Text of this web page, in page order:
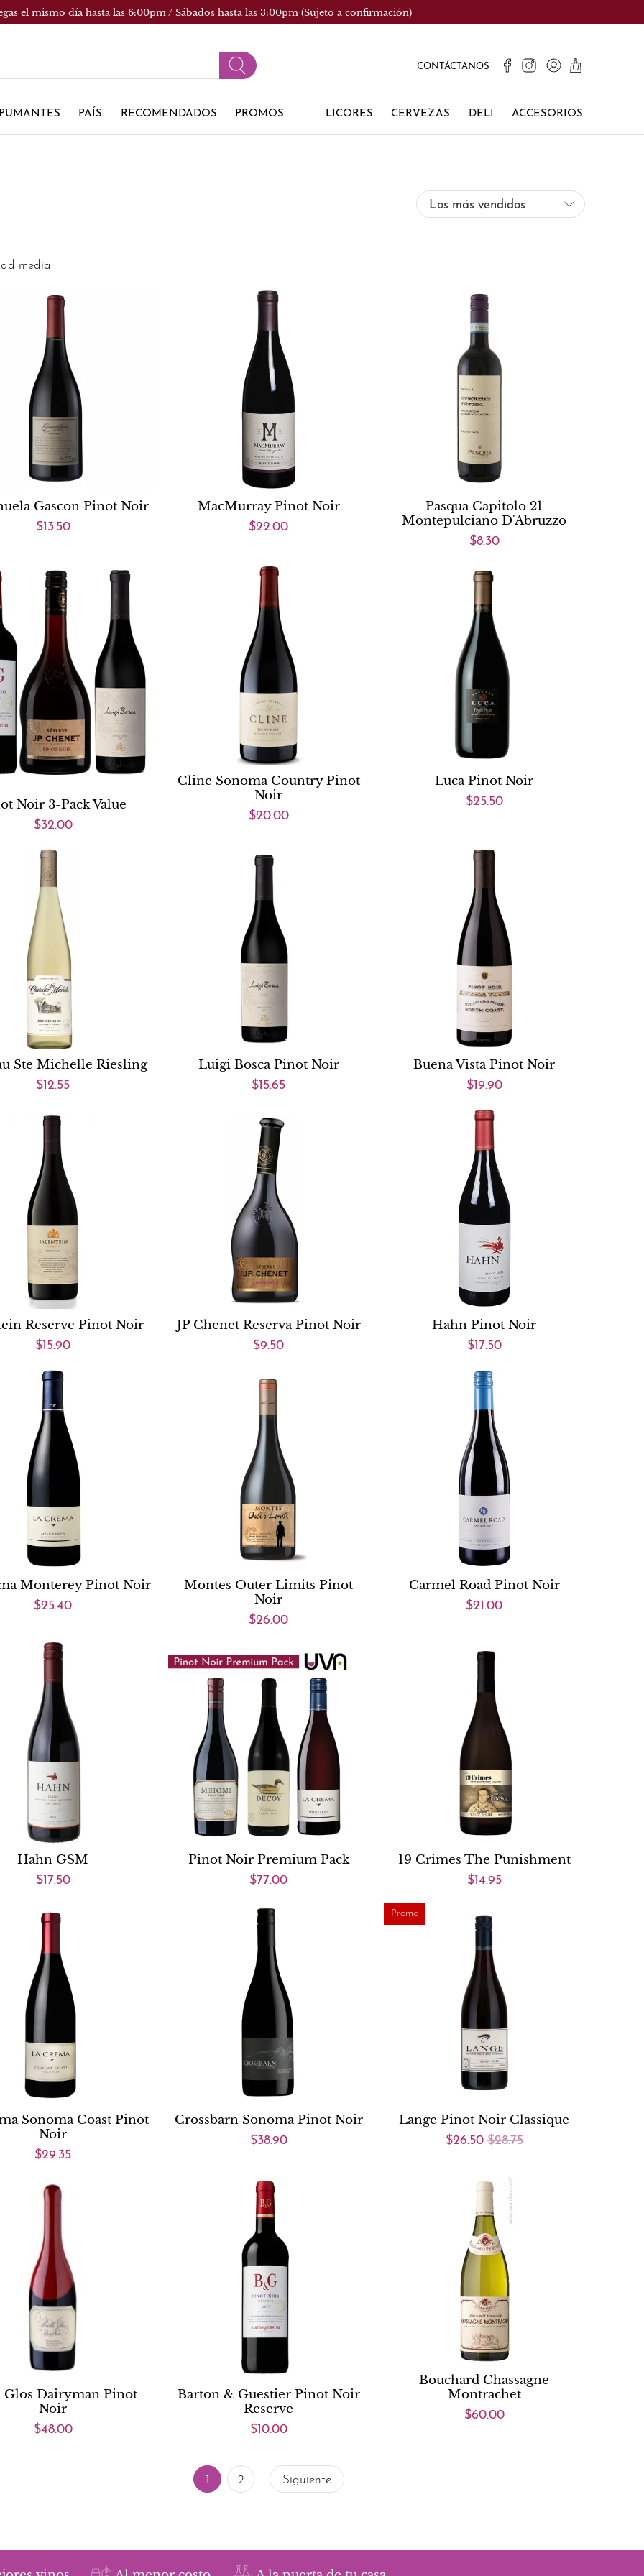
el mismo día hasta las 6:00pm / Sábados hasta las 3:00pm (Sujeto a confirmación)
CONTÁCTANOS
PAÍS RECOMENDADOS PROMOS LICORES CERVEZAS DELI ACCESORIOS
media.
Gascon Pinot Noir
$13.50
MacMurray Pinot Noir
$22.00
Pasqua Capitolo 21
Montepulciano D'Abruzzo
$8.30
Noir 3-Pack Value
$32.00
Cline Sonoma Country Pinot
Noir
$20.00
Luca Pinot Noir
$25.50
Ste Michelle Riesling
$12.55
Luigi Bosca Pinot Noir
$15.65
Buena Vista Pinot Noir
$19.90
Reserve Pinot Noir
$15.90
JP Chenet Reserva Pinot Noir
$9.50
Hahn Pinot Noir
$17.50
Monterey Pinot Noir
$25.40
Montes Outer Limits Pinot
Noir
$26.00
Carmel Road Pinot Noir
$21.00
Hahn GSM
$17.50
Pinot Noir Premium Pack
$77.00
19 Crimes The Punishment
$14.95
Sonoma Coast Pinot
Noir
$29.35
Crossbarn Sonoma Pinot Noir
$38.90
Promo
Lange Pinot Noir Classique
$26.50 $28.75
Glos Dairyman Pinot
Noir
$48.00
Barton & Guestier Pinot Noir
Reserve
$10.00
Bouchard Chassagne
Montrachet
$60.00
1 2 Siguiente